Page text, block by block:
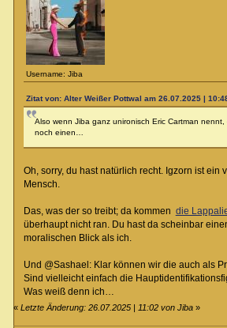
Username: Jiba
Zitat von: Alter Weißer Pottwal am 26.07.2025 |
Also wenn Jiba ganz unironisch Eric Cartman
noch einen…
Oh, sorry, du hast natürlich recht. Igzorn ist ein
Mensch.
Das, was der so treibt; da kommen die
überhaupt nicht ran. Du hast da scheinbar
moralischen Blick als ich.
Und @Sashael: Klar können wir die auch als
Sind vielleicht einfach die
Was weiß denn ich…
«Letzte Änderung: 26.07.2025 | 11:02 von Jiba »